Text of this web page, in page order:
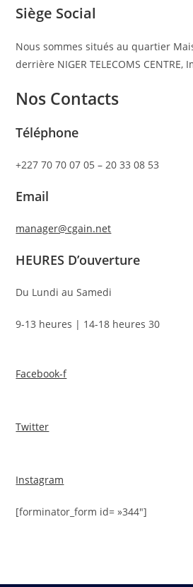
Siège Social
Nous sommes situés au quartier
derrière NIGER TELECOMS CENTRE,
Nos Contacts
Téléphone
+227 70 70 07 05 – 20 33 08 53
Email
manager@cgain.net
HEURES D’ouverture
Du Lundi au Samedi
9-13 heures | 14-18 heures 30
Facebook-f
Twitter
Instagram
[forminator_form id= »344″]